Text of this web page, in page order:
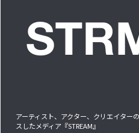
アーティスト、アクター、クリエイター
スしたメディア『STREAM』